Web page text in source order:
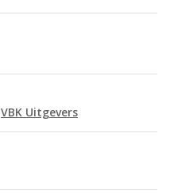
VBK Uitgevers